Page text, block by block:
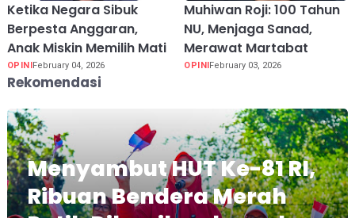
Ketika Negara Sibuk
Berpesta Anggaran,
Anak Miskin Memilih Mati
OPINIFebruary 04, 2026
Muhiwan Roji: 100 Tahun
NU, Menjaga Sanad,
Merawat Martabat
OPINIFebruary 03, 2026
Rekomendasi
Menyambut HUT Ke-81 RI,
Ribuan Bendera Merah